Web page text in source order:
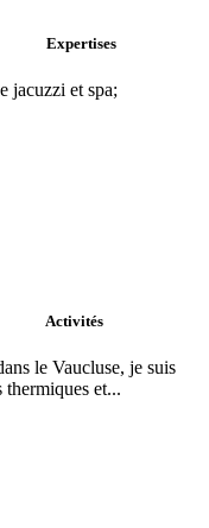
Expertises
jacuzzi et spa;
Activités
le Vaucluse, je suis
thermiques et...